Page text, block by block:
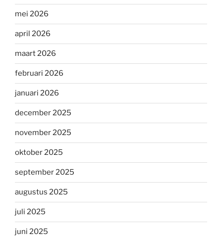
mei 2026
april 2026
maart 2026
februari 2026
januari 2026
december 2025
november 2025
oktober 2025
september 2025
augustus 2025
juli 2025
juni 2025